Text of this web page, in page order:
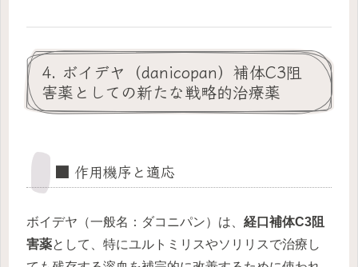
4. ボイデヤ（danicopan）補体C3阻
害薬としての新たな戦略的治療薬
■ 作用機序と適応
ボイデヤ（一般名：ダコニパン）は、 経口補体C3阻
害薬として、特にユルトミリスやソリリスで治療し